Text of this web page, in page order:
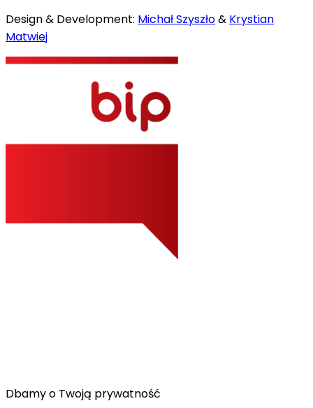
Design & Development: Michał Szyszło& Krystian
Matwiej
Dbamy o Twoją prywatność